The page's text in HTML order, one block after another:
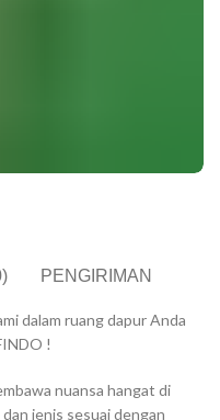
PENGIRIMAN
dalam ruang dapur Anda
!
nuansa hangat di
jenis sesuai dengan